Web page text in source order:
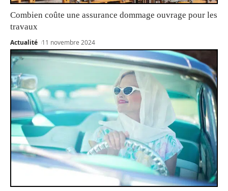
Combien coûte une assurance dommage ouvrage pour les
travaux
Actualité 11 novembre 2024